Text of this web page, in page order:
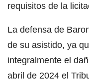
requisitos de la
La defensa de
de su asistido, ya
integralmente el
abril de 2024 el